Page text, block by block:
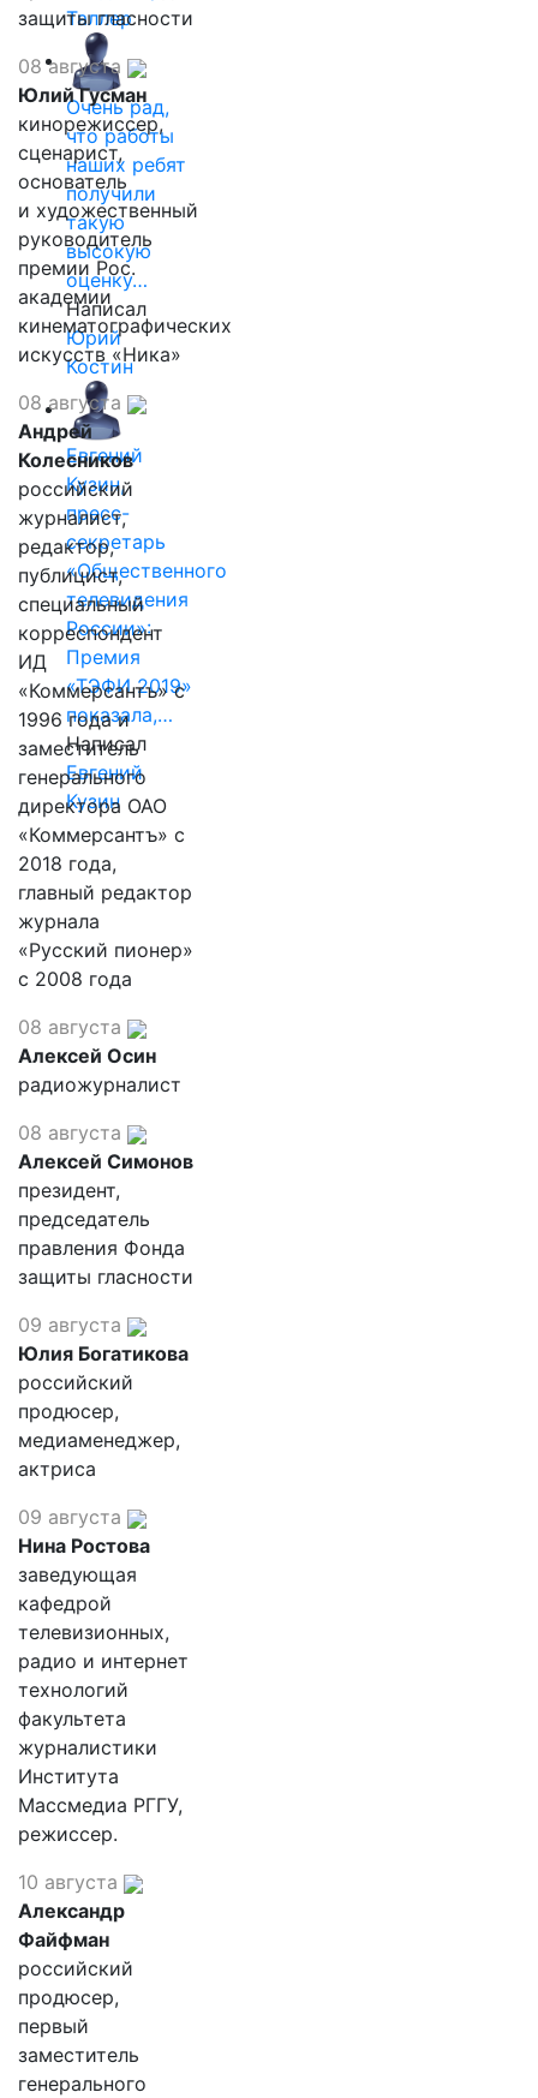
Таллер
Очень рад,
что работы
наших ребят
получили
такую
высокую
оценку…
Написал
Юрий
Костин
Евгений
Кузин,
пресс-
секретарь
«Общественного
телевидения
России»:
Премия
«ТЭФИ 2019»
показала,…
Написал
Евгений
Кузин
защиты гласности
08 августа
Юлий Гусман
кинорежиссер,
сценарист,
основатель
и художественный
руководитель
премии Рос.
академии
кинематографических
искусств «Ника»
08 августа
Андрей
Колесников
российский
журналист,
редактор,
публицист,
специальный
корреспондент
ИД
«Коммерсантъ» с
1996 года и
заместитель
генерального
директора ОАО
«Коммерсантъ» с
2018 года,
главный редактор
журнала
«Русский пионер»
с 2008 года
08 августа
Алексей Осин
радиожурналист
08 августа
Алексей Симонов
президент,
председатель
правления Фонда
защиты гласности
09 августа
Юлия Богатикова
российский
продюсер,
медиаменеджер,
актриса
09 августа
Нина Ростова
заведующая
кафедрой
телевизионных,
радио и интернет
технологий
факультета
журналистики
Института
Массмедиа РГГУ,
режиссер.
10 августа
Александр
Файфман
российский
продюсер,
первый
заместитель
генерального